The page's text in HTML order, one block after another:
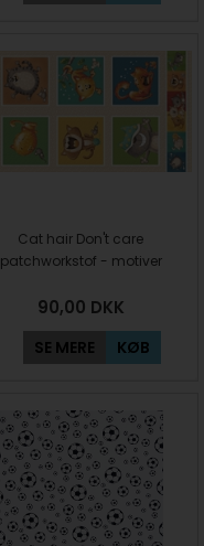
Cat hair Don't care
patchworkstof - motiver
90,00 DKK
SE MERE KØB